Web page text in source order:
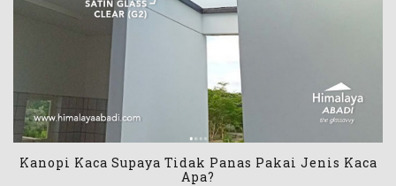
Kanopi Kaca Supaya Tidak Panas Pakai Jenis Kaca
Apa?